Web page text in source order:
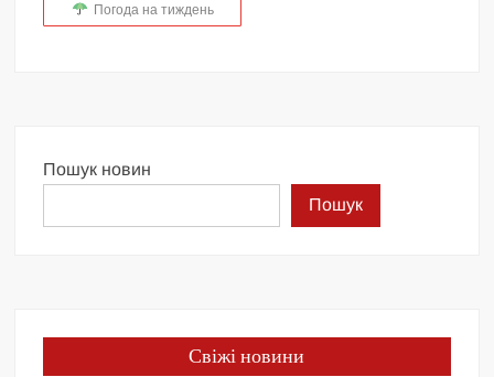
Погода на тиждень
Пошук новин
Пошук
Свіжі новини